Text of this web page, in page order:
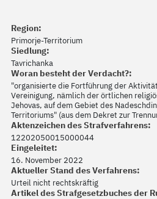
Region:
Primorje-Territorium
Siedlung:
Tavrichanka
Woran besteht der Verdacht?:
"organisierte die Fortführung der
Vereinigung, nämlich der örtlichen
Jehovas, auf dem Gebiet des
Territoriums" (aus dem Dekret zur
Aktenzeichen des Strafverfahrens:
12202050015000044
Eingeleitet:
16. November 2022
Aktueller Stand des Verfahrens:
Urteil nicht rechtskräftig
Artikel des Strafgesetzbuches der